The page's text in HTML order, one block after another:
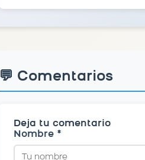
💬 Comentarios
Deja tu comentario
Nombre *